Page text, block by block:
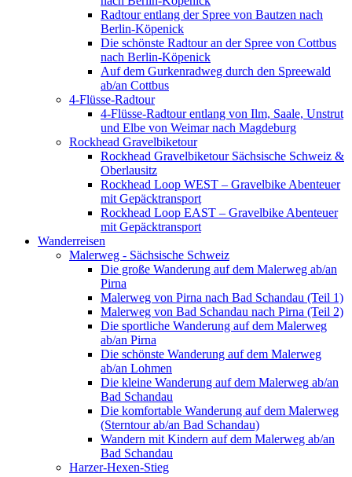
Radtour entlang der Spree von Bautzen nach
Berlin-Köpenick
Die schönste Radtour an der Spree von Cottbus
nach Berlin-Köpenick
Auf dem Gurkenradweg durch den Spreewald
ab/an Cottbus
4-Flüsse-Radtour
4-Flüsse-Radtour entlang von Ilm, Saale, Unstrut
und Elbe von Weimar nach Magdeburg
Rockhead Gravelbiketour
Rockhead Gravelbiketour Sächsische Schweiz &
Oberlausitz
Rockhead Loop WEST – Gravelbike Abenteuer
mit Gepäcktransport
Rockhead Loop EAST – Gravelbike Abenteuer
mit Gepäcktransport
Wanderreisen
Malerweg - Sächsische Schweiz
Die große Wanderung auf dem Malerweg ab/an
Pirna
Malerweg von Pirna nach Bad Schandau (Teil 1)
Malerweg von Bad Schandau nach Pirna (Teil 2)
Die sportliche Wanderung auf dem Malerweg
ab/an Pirna
Die schönste Wanderung auf dem Malerweg
ab/an Lohmen
Die kleine Wanderung auf dem Malerweg ab/an
Bad Schandau
Die komfortable Wanderung auf dem Malerweg
(Sterntour ab/an Bad Schandau)
Wandern mit Kindern auf dem Malerweg ab/an
Bad Schandau
Harzer-Hexen-Stieg